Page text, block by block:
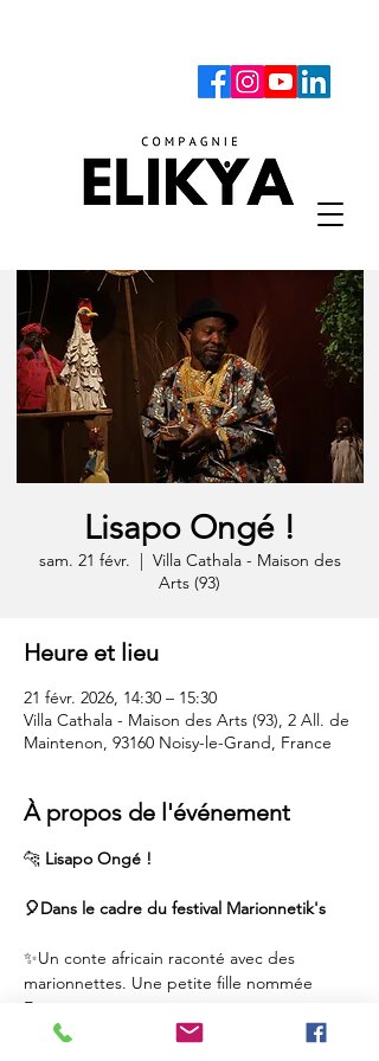
Lisapo Ongé !
sam. 21 févr.
  |
Villa Cathala - Maison des
Arts (93)
Heure et lieu
21 févr. 2026, 14:30 – 15:30
Villa Cathala - Maison des Arts (93), 2 All. de
Maintenon, 93160 Noisy-le-Grand, France
À propos de l'événement
🐆 Lisapo Ongé !
🎈Dans le cadre du festival Marionnetik's
✨Un conte africain raconté avec des
marionnettes. Une petite fille nommée
Esengo traverse épreuves et rencontres,
portée par la sagesse✨